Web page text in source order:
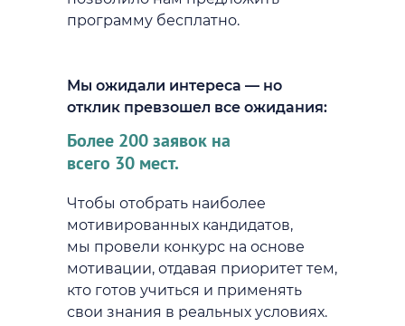
программу бесплатно.
Чтобы отобрать наиболее
мотивированных кандидатов,
мы провели конкурс на основе
мотивации, отдавая приоритет тем,
кто готов учиться и применять
свои знания в реальных условиях.
Более 200 заявок на
всего 30 мест.
Мы ожидали интереса — но
отклик превзошел все ожидания: